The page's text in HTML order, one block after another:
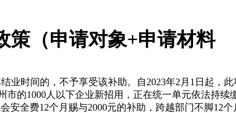
策（申请对象+申请材料
时间的，不予享受该补助。自2023年2月1日起，
的1000人以下企业新招用，正在统一单元依法持
安全费12个月赐与2000元的补助，跨越部门不脚12